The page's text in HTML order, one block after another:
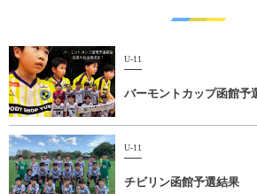
U-11
バーモントカップ函館予
U-11
チビリン函館予選結果